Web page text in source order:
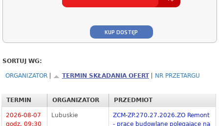
KUP DOSTĘP
SORTUJ WG:
ORGANIZATOR TERMIN SKŁADANIA OFERT NR PRZETARGU
TERMIN ORGANIZATOR PRZEDMIOT
2026-08-07
godz. 09:30
Lubuskie
ZCM-ZP.270.27.2026.ZO Remont
- prace budowlane polegające na